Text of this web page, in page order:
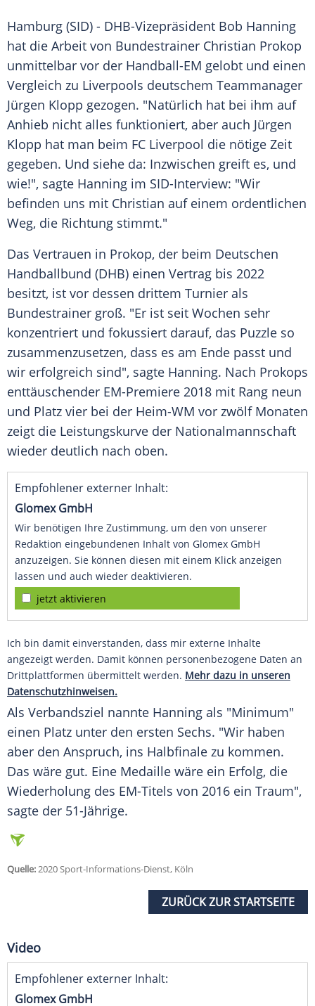
Hamburg (SID) - DHB-Vizepräsident Bob Hanning
hat die Arbeit von Bundestrainer Christian Prokop
unmittelbar vor der Handball-EM gelobt und einen
Vergleich zu Liverpools deutschem Teammanager
Jürgen Klopp gezogen. "Natürlich hat bei ihm auf
Anhieb nicht alles funktioniert, aber auch Jürgen
Klopp hat man beim FC Liverpool die nötige Zeit
gegeben. Und siehe da: Inzwischen greift es, und
wie!", sagte Hanning im SID-Interview: "Wir
befinden uns mit Christian auf einem ordentlichen
Weg, die Richtung stimmt."
Das Vertrauen in Prokop, der beim Deutschen
Handballbund (DHB) einen Vertrag bis 2022
besitzt, ist vor dessen drittem Turnier als
Bundestrainer groß. "Er ist seit Wochen sehr
konzentriert und fokussiert darauf, das Puzzle so
zusammenzusetzen, dass es am Ende passt und
wir erfolgreich sind", sagte Hanning. Nach Prokops
enttäuschender EM-Premiere 2018 mit Rang neun
und Platz vier bei der Heim-WM vor zwölf Monaten
zeigt die Leistungskurve der Nationalmannschaft
wieder deutlich nach oben.
Empfohlener externer Inhalt:
Glomex GmbH
Wir benötigen Ihre Zustimmung, um den von unserer
Redaktion eingebundenen Inhalt von Glomex GmbH
anzuzeigen. Sie können diesen mit einem Klick anzeigen
lassen und auch wieder deaktivieren.
jetzt aktivieren
Ich bin damit einverstanden, dass mir externe Inhalte
angezeigt werden. Damit können personenbezogene Daten an
Drittplattformen übermittelt werden. Mehr dazu in unseren
Datenschutzhinweisen.
Als Verbandsziel nannte Hanning als "Minimum"
einen Platz unter den ersten Sechs. "Wir haben
aber den Anspruch, ins Halbfinale zu kommen.
Das wäre gut. Eine Medaille wäre ein Erfolg, die
Wiederholung des EM-Titels von 2016 ein Traum",
sagte der 51-Jährige.
Quelle:2020 Sport-Informations-Dienst, Köln
ZURÜCK ZUR STARTSEITE
Video
Empfohlener externer Inhalt:
Glomex GmbH